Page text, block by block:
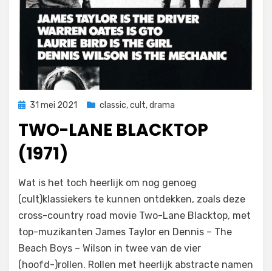
Geplaatst
31 mei 2021 classic,cult,drama
TWO-LANE BLACKTOP
(1971)
doorFilmofiel.nl
Wat is het toch heerlijk om nog genoeg
(cult)klassiekers te kunnen ontdekken, zoals deze
cross-country road movie Two-Lane Blacktop, met
top-muzikanten James Taylor en Dennis – The
Beach Boys – Wilson in twee van de vier
(hoofd-)rollen. Rollen met heerlijk abstracte namen